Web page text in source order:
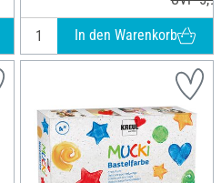
In den Warenkorb